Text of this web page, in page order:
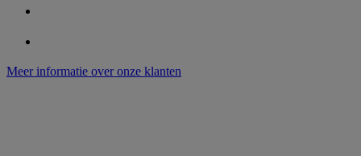
Meer informatie over onze klanten